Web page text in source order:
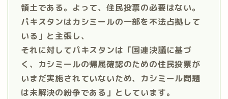
領土である。よって、住民投票の必要はない。
パキスタンはカシミールの一部を不法占拠して
いる」と主張し、
それに対してパキスタンは「国連決議に基づ
く、カシミールの帰属確認のための住民投票が
いまだ実施されていないため、カシミール問題
は未解決の紛争である」としています。